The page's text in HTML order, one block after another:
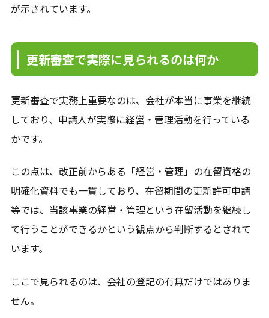
が示されています。
更新審査で実際に見られるのは何か
更新審査で実務上重要なのは、会社が本当に事業を継続
しており、申請人が実際に経営・管理活動を行っている
かです。
この点は、改正前からある「経営・管理」の在留資格の
明確化資料でも一貫しており、在留期間の更新許可申請
等では、当該事業の経営・管理という在留活動を継続し
て行うことができるかという観点から判断するとされて
います。
ここで見られるのは、会社の登記の有無だけではありま
せん。